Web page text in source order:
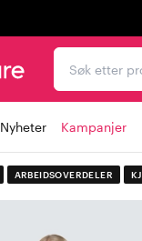
Søk etter
Nyheter Kampanjer
ARBEIDSOVERDELER